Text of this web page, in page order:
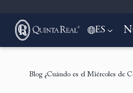
ES
Blog ¿Cuándo es el Miércoles de